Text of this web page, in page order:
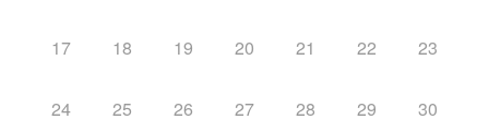
17 18 19 20 21 22 23
24 25 26 27 28 29 30